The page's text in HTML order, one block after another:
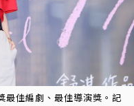
最佳編劇、最佳導演獎。記